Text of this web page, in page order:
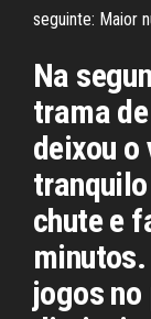
seguinte: Maior
Na
trama
deixou
chute e
minutos.
jogos